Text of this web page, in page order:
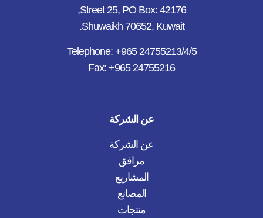
Street 25, PO Box: 42176,
Shuwaikh 70652, Kuwait.
Telephone: +965 24755213/4/5
Fax: +965 24755216
عن الشركة
عن الشركة
مرافق
المشاريع
المصانع
منتجات